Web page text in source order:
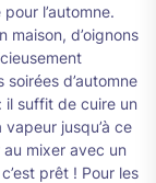
l’automne.
maison, d’oignons
d’automne
il suffit de cuire un
jusqu’à ce
mixer avec un
prêt ! Pour les